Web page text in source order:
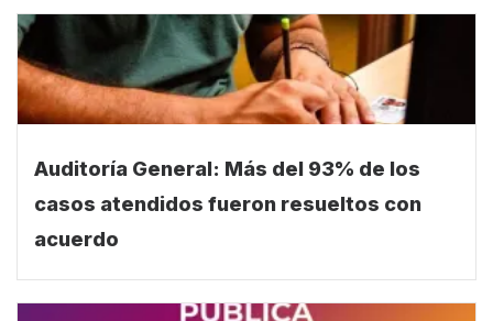
Auditoría General: Más del 93% de los
casos atendidos fueron resueltos con
acuerdo